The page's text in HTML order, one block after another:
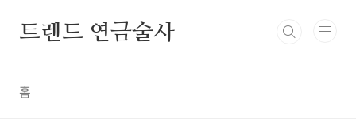
트렌드 연금술사
홈